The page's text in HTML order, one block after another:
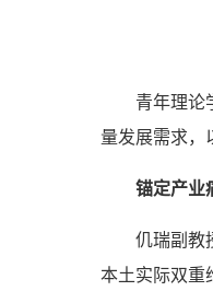
青年理论学
量发展需求，
锚定产业
仉瑞副教授
本土实际双重